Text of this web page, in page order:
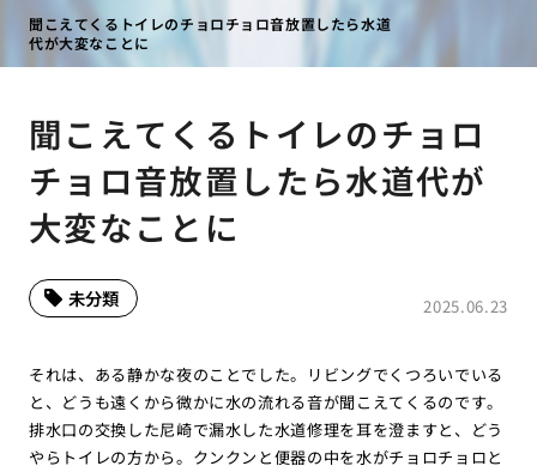
聞こえてくるトイレのチョロチョロ音放置したら水道
代が大変なことに
聞こえてくるトイレのチョロ
チョロ音放置したら水道代が
大変なことに
2025.06.23
未分類
それは、ある静かな夜のことでした。リビングでくつろいでいる
と、どうも遠くから微かに水の流れる音が聞こえてくるのです。
排水口の交換した尼崎で漏水した水道修理を耳を澄ますと、どう
やらトイレの方から。クンクンと便器の中を水がチョロチョロと